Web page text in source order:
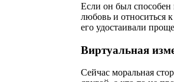
Если он был способен
любовь и относиться
его удостаивали
Виртуальная
Сейчас моральная